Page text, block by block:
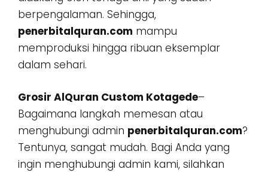
berpengalaman. Sehingga,
penerbitalquran.com mampu
memproduksi hingga ribuan eksemplar
dalam sehari.
Grosir AlQuran Custom Kotagede–
Bagaimana langkah memesan atau
menghubungi admin penerbitalquran.com?
Tentunya, sangat mudah. Bagi Anda yang
ingin menghubungi admin kami, silahkan